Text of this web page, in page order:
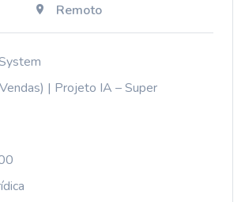
Remoto
| Projeto IA – Super